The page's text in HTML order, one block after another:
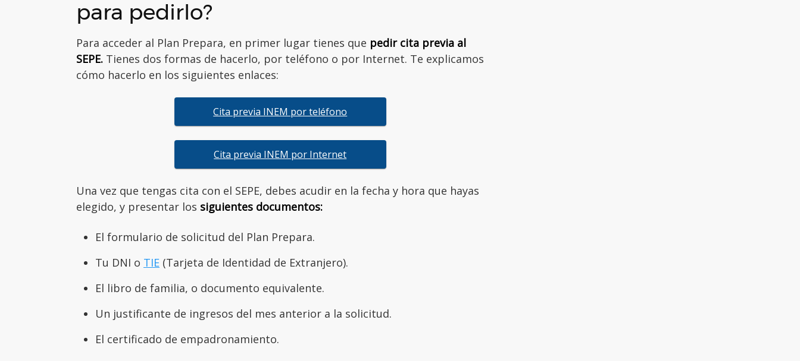
para pedirlo?
Para acceder al Plan Prepara, en primer lugar tienes que pedir cita previa al
SEPE. Tienes dos formas de hacerlo, por teléfono o por Internet. Te explicamos
cómo hacerlo en los siguientes enlaces:
Cita previa INEM por teléfono
Cita previa INEM por Internet
Una vez que tengas cita con el SEPE, debes acudir en la fecha y hora que hayas
elegido, y presentar los siguientes documentos:
El formulario de solicitud del Plan Prepara.
Tu DNI o TIE (Tarjeta de Identidad de Extranjero).
El libro de familia, o documento equivalente.
Un justificante de ingresos del mes anterior a la solicitud.
El certificado de empadronamiento.